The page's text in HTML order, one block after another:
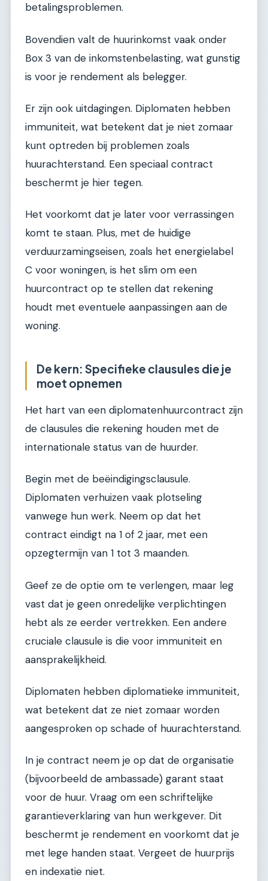
betalingsproblemen.
Bovendien valt de huurinkomst vaak onder
Box 3 van de inkomstenbelasting, wat gunstig
is voor je rendement als belegger.
Er zijn ook uitdagingen. Diplomaten hebben
immuniteit, wat betekent dat je niet zomaar
kunt optreden bij problemen zoals
huurachterstand. Een speciaal contract
beschermt je hier tegen.
Het voorkomt dat je later voor verrassingen
komt te staan. Plus, met de huidige
verduurzamingseisen, zoals het energielabel
C voor woningen, is het slim om een
huurcontract op te stellen dat rekening
houdt met eventuele aanpassingen aan de
woning.
De kern: Specifieke clausules die je
moet opnemen
Het hart van een diplomatenhuurcontract zijn
de clausules die rekening houden met de
internationale status van de huurder.
Begin met de beëindigingsclausule.
Diplomaten verhuizen vaak plotseling
vanwege hun werk. Neem op dat het
contract eindigt na 1 of 2 jaar, met een
opzegtermijn van 1 tot 3 maanden.
Geef ze de optie om te verlengen, maar leg
vast dat je geen onredelijke verplichtingen
hebt als ze eerder vertrekken. Een andere
cruciale clausule is die voor immuniteit en
aansprakelijkheid.
Diplomaten hebben diplomatieke immuniteit,
wat betekent dat ze niet zomaar worden
aangesproken op schade of huurachterstand.
In je contract neem je op dat de organisatie
(bijvoorbeeld de ambassade) garant staat
voor de huur. Vraag om een schriftelijke
garantieverklaring van hun werkgever. Dit
beschermt je rendement en voorkomt dat je
met lege handen staat. Vergeet de huurprijs
en indexatie niet.